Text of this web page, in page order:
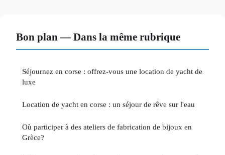
Bon plan — Dans la même rubrique
Séjournez en corse : offrez-vous une location de yacht de
luxe
Location de yacht en corse : un séjour de rêve sur l'eau
Où participer à des ateliers de fabrication de bijoux en
Grèce?